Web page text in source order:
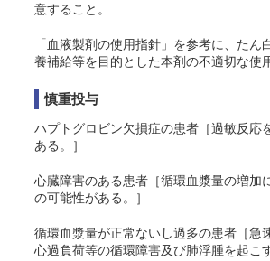
意すること。
「血液製剤の使用指針 」を参考に、たん
養補給等を目的とした本剤の不適切な使
慎重投与
ハプトグロビン欠損症の患者［過敏反応
ある。］
心臓障害のある患者［循環血漿量の増加
の可能性がある。］
循環血漿量が正常ないし過多の患者［急
心過負荷等の循環障害及び肺浮腫を起こ